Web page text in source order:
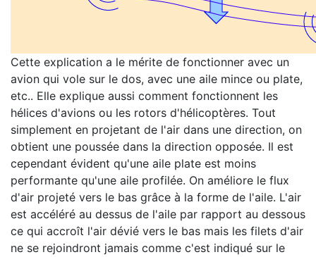
Cette explication a le mérite de fonctionner avec un
avion qui vole sur le dos, avec une aile mince ou plate,
etc.. Elle explique aussi comment fonctionnent les
hélices d'avions ou les rotors d'hélicoptères. Tout
simplement en projetant de l'air dans une direction, on
obtient une poussée dans la direction opposée. Il est
cependant évident qu'une aile plate est moins
performante qu'une aile profilée. On améliore le flux
d'air projeté vers le bas grâce à la forme de l'aile. L'air
est accéléré au dessus de l'aile par rapport au dessous
ce qui accroît l'air dévié vers le bas mais les filets d'air
ne se rejoindront jamais comme c'est indiqué sur le